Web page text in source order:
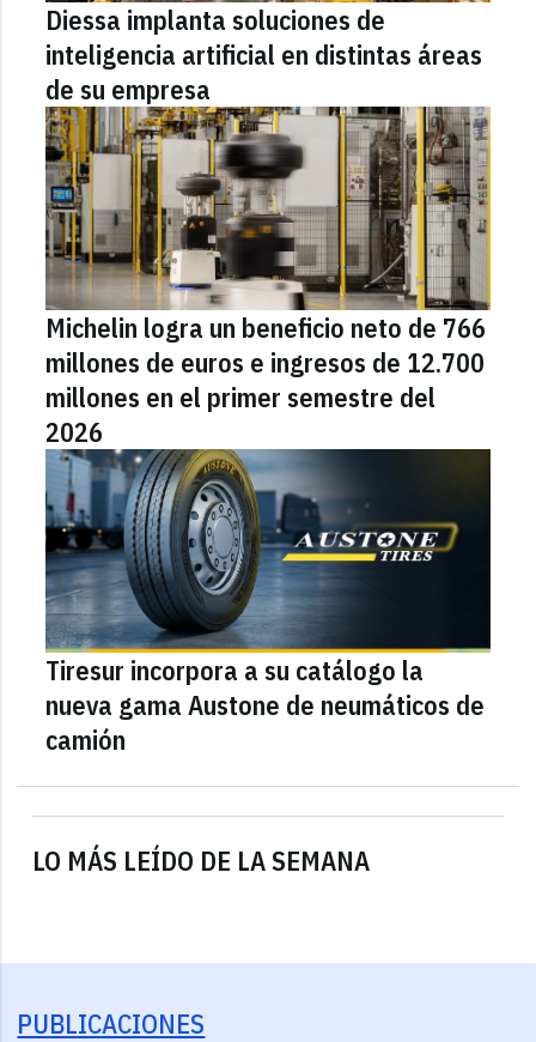
LO MÁS LEÍDO DE LA SEMANA
Diessa implanta soluciones de
inteligencia artificial en distintas áreas
de su empresa
Michelin logra un beneficio neto de 766
millones de euros e ingresos de 12.700
millones en el primer semestre del
2026
Tiresur incorpora a su catálogo la
nueva gama Austone de neumáticos de
camión
PUBLICACIONES